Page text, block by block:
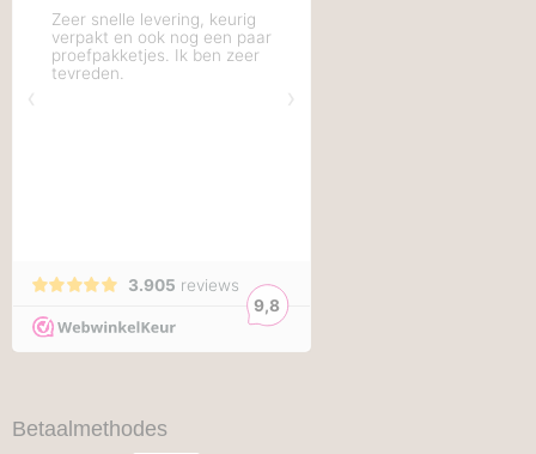
Betaalmethodes